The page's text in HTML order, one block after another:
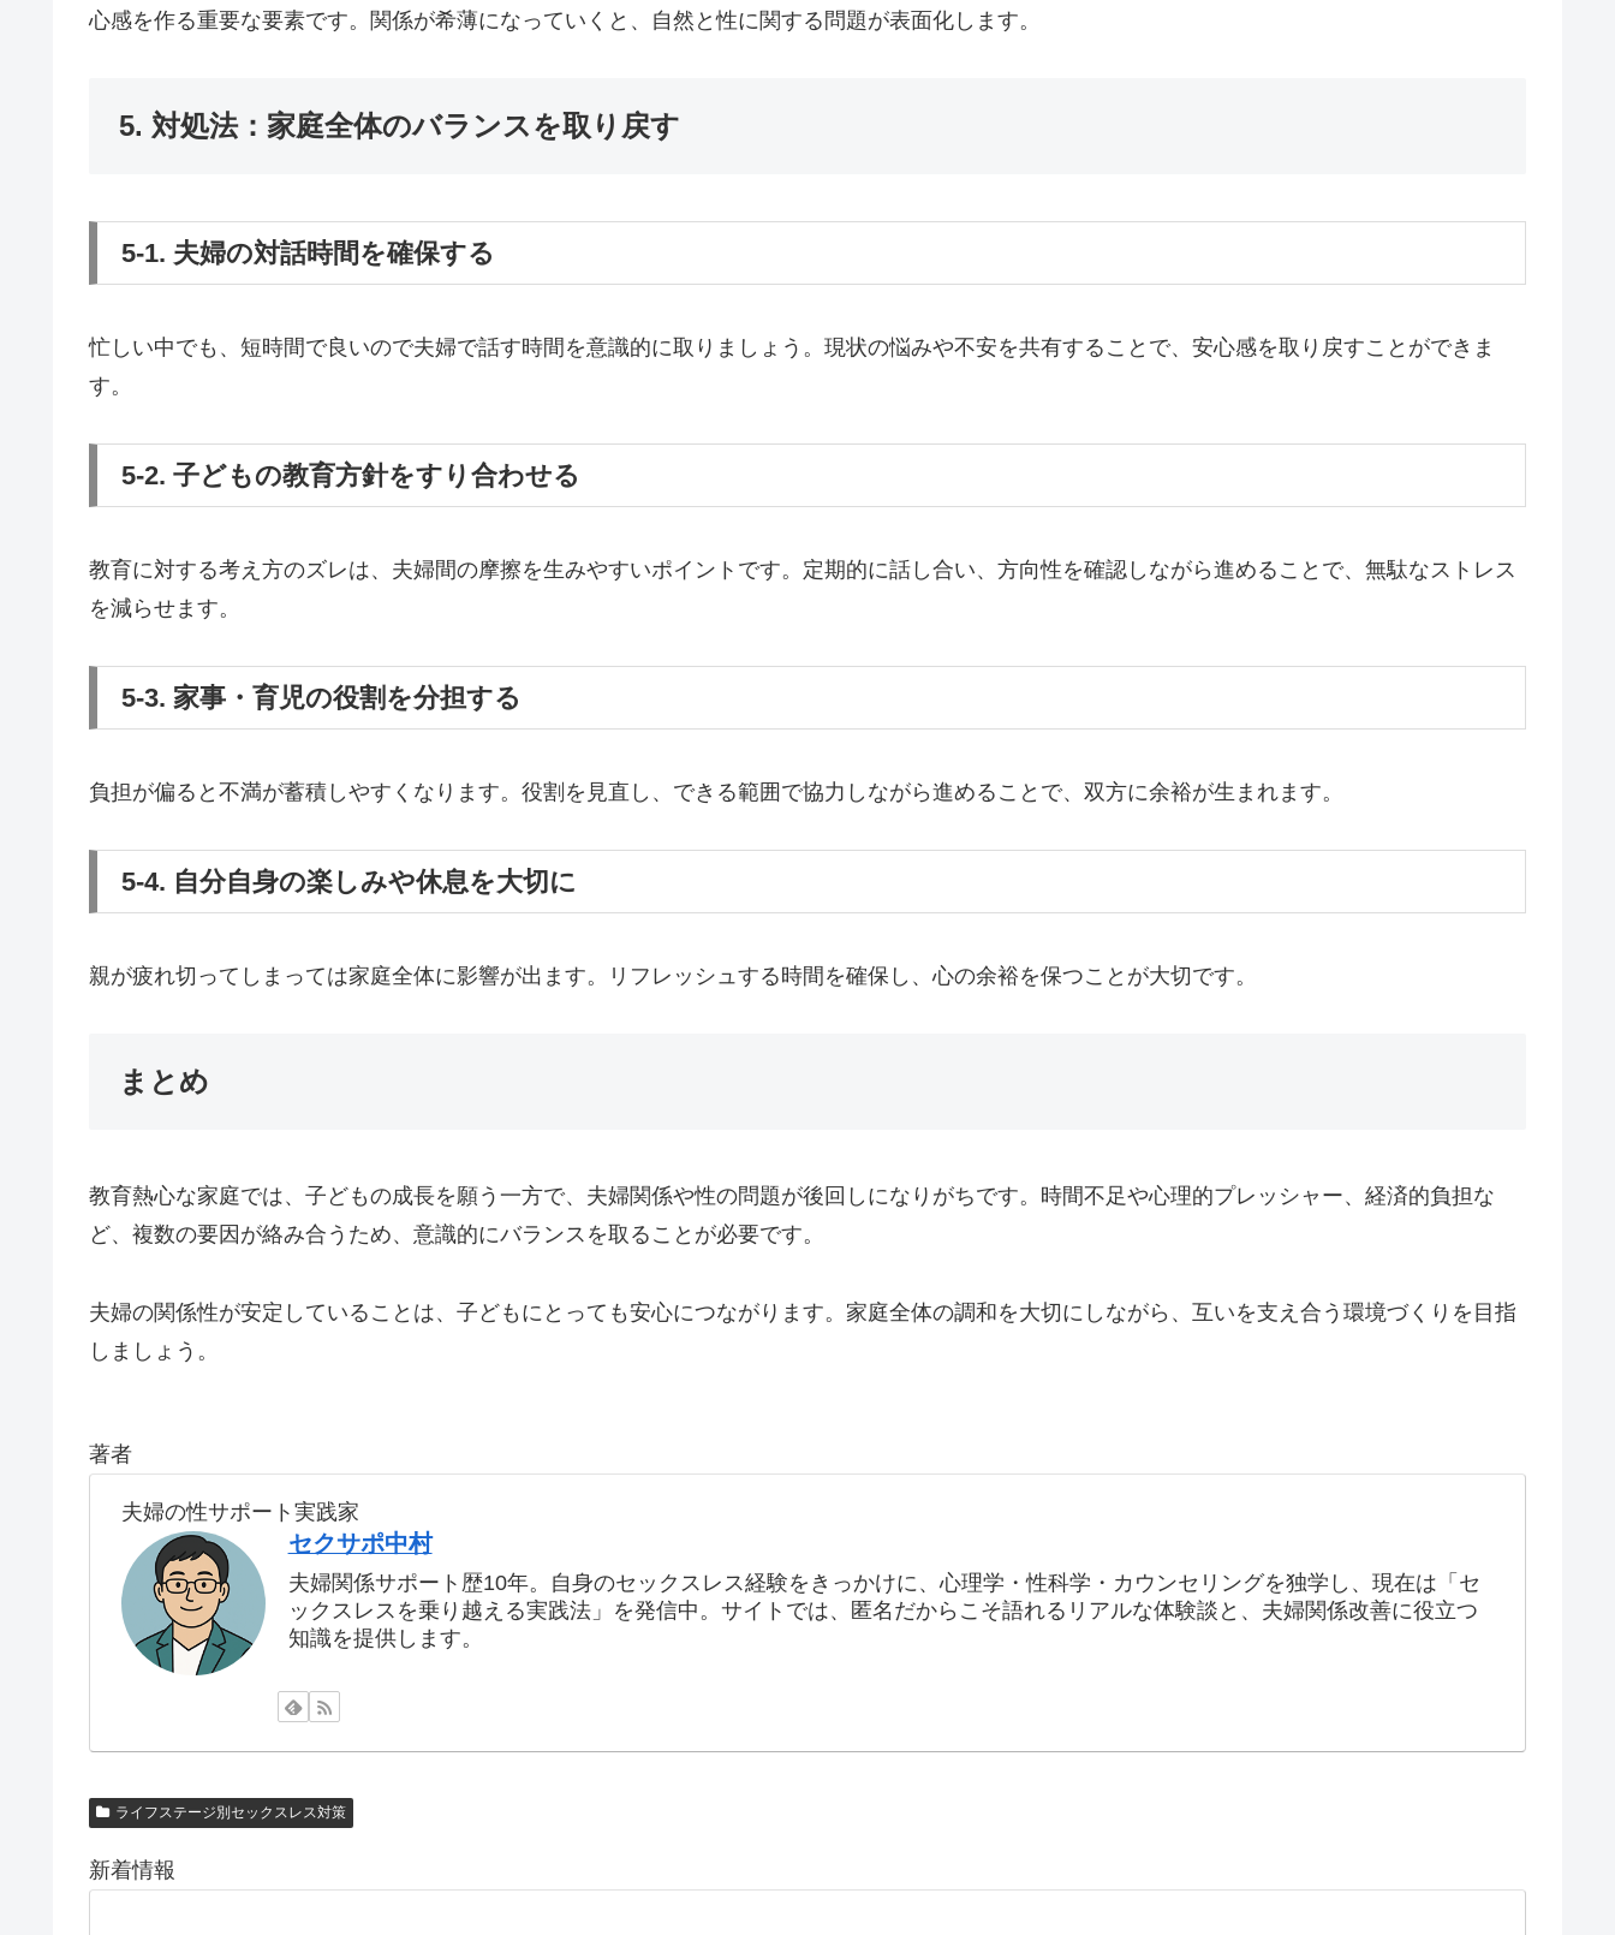
心感を作る重要な要素です。関係が希薄になっていくと、自然と性に関する問題が表面化します。
5. 対処法：家庭全体のバランスを取り戻す
5-1. 夫婦の対話時間を確保する
忙しい中でも、短時間で良いので夫婦で話す時間を意識的に取りましょう。現状の悩みや不安を共有することで、安心感を取り戻すことができま
す。
5-2. 子どもの教育方針をすり合わせる
教育に対する考え方のズレは、夫婦間の摩擦を生みやすいポイントです。定期的に話し合い、方向性を確認しながら進めることで、無駄なストレス
を減らせます。
5-3. 家事・育児の役割を分担する
負担が偏ると不満が蓄積しやすくなります。役割を見直し、できる範囲で協力しながら進めることで、双方に余裕が生まれます。
5-4. 自分自身の楽しみや休息を大切に
親が疲れ切ってしまっては家庭全体に影響が出ます。リフレッシュする時間を確保し、心の余裕を保つことが大切です。
まとめ
教育熱心な家庭では、子どもの成長を願う一方で、夫婦関係や性の問題が後回しになりがちです。時間不足や心理的プレッシャー、経済的負担な
ど、複数の要因が絡み合うため、意識的にバランスを取ることが必要です。
夫婦の関係性が安定していることは、子どもにとっても安心につながります。家庭全体の調和を大切にしながら、互いを支え合う環境づくりを目指
しましょう。
著者
夫婦の性サポート実践家
セクサポ中村
夫婦関係サポート歴10年。自身のセックスレス経験をきっかけに、心理学・性科学・カウンセリングを独学し、現在は「セ
ックスレスを乗り越える実践法」を発信中。サイトでは、匿名だからこそ語れるリアルな体験談と、夫婦関係改善に役立つ
知識を提供します。
ライフステージ別セックスレス対策
新着情報